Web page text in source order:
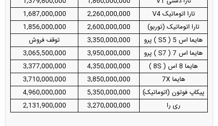
تارا اتوماتیک V4
2,260,000,000
1,687,000,000
تارا اتوماتیک (توربو)
2,600,000,000
1,856,000,000
هایما اس 5 ( S5 ) پرو
3,350,000,000
توقف فروش
هایما اس 7 ( S7 ) پرو
3,950,000,000
3,065,500,000
هایما 8 اس ( 8S )
4,350,000,000
3,377,000,000
هایما 7X
3,850,000,000
3,710,000,000
پیکاپ فوتون (اتوماتیک)
5,350,000,000
4,960,000,000
ری را
3,270,000,000
2,131,900,000